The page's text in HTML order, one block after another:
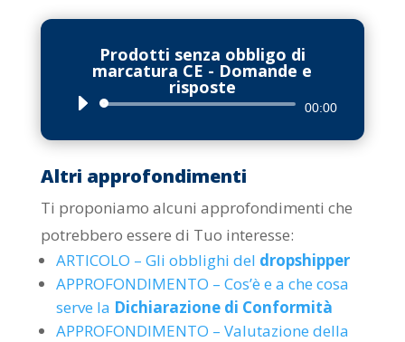
Prodotti senza obbligo di
marcatura CE - Domande e
risposte
Audio
00:00
Altri approfondimenti
Ti proponiamo alcuni approfondimenti che
potrebbero essere di Tuo interesse:
ARTICOLO – Gli obblighi del dropshipper
APPROFONDIMENTO – Cos’è e a che cosa
serve la Dichiarazione di Conformità
APPROFONDIMENTO – Valutazione della